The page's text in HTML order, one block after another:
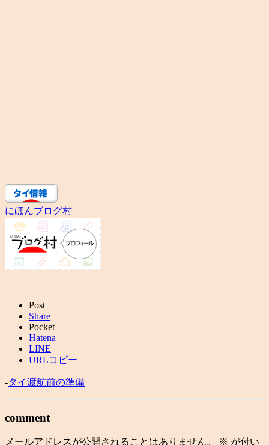
にほんブログ村
Post
Share
Pocket
Hatena
LINE
URLコピー
-タイ渡航前の準備
comment
メールアドレスが公開されることはありません。 ※ が付い